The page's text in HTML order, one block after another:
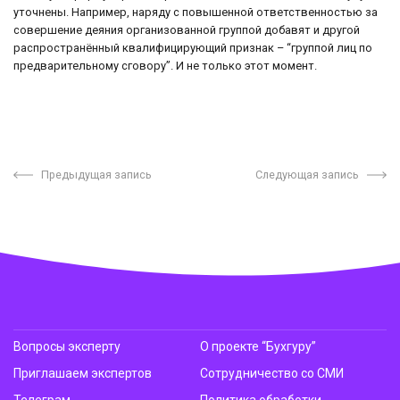
уточнены. Например, наряду с повышенной ответственностью за
совершение деяния организованной группой добавят и другой
распространённый квалифицирующий признак – “группой лиц по
предварительному сговору”. И не только этот момент.
Предыдущая запись Следующая запись
Вопросы эксперту
Приглашаем экспертов
О проекте “Бухгуру”
Сотрудничество со СМИ